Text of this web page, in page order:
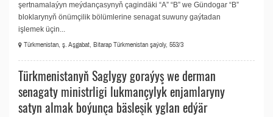
şertnamalaýyn meýdançasynyň çagindäki “A” “B” we Gündogar “B”
bloklarynyň önümçilik bölümlerine senagat suwuny gaýtadan
işlemek üçin...
Türkmenistan, ş. Aşgabat, Bitarap Türkmenistan şaýoly, 553/3
Türkmenistanyň Saglygy goraýyş we derman
senagaty ministrligi lukmançylyk enjamlaryny
satyn almak boýunça bäsleşik yglan edýär